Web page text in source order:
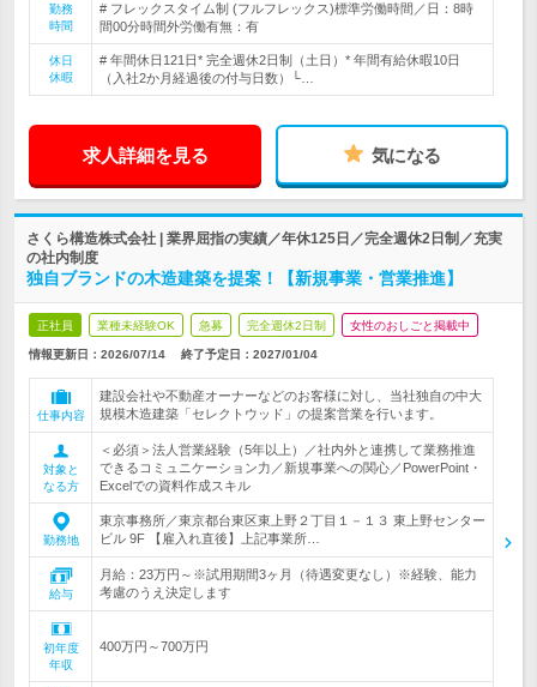
勤務
時間
# フレックスタイム制 (フルフレックス)標準労働時間／日：8時
間00分時間外労働有無：有
休日
休暇
# 年間休日121日* 完全週休2日制（土日）* 年間有給休暇10日
（入社2か月経過後の付与日数）└…
求人詳細を見る 気になる
さくら構造株式会社 | 業界屈指の実績／年休125日／完全週休2日制／充実
の社内制度
独自ブランドの木造建築を提案！【新規事業・営業推進】
正社員 業種未経験OK 急募 完全週休2日制 女性のおしごと掲載中
情報更新日：2026/07/14 終了予定日： 2027/01/04
仕事内容
建設会社や不動産オーナーなどのお客様に対し、当社独自の中大
規模木造建築「セレクトウッド」の提案営業を行います。
対象と
なる方
＜必須＞法人営業経験（5年以上）／社内外と連携して業務推進
できるコミュニケーション力／新規事業への関心／PowerPoint・
Excelでの資料作成スキル
勤務地
東京事務所／東京都台東区東上野２丁目１－１３ 東上野センター
ビル 9F 【雇入れ直後】上記事業所…
給与
月給：23万円～※試用期間3ヶ月（待遇変更なし）※経験、能力
考慮のうえ決定します
初年度
年収
400万円～700万円